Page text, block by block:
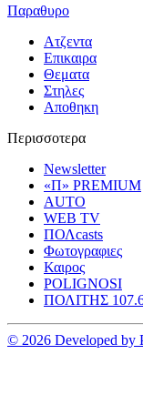
Παραθυρο
Ατζεντα
Επικαιρα
Θεματα
Στηλες
Αποθηκη
Περισσοτερα
Newsletter
«Π» PREMIUM
AUTO
WEB TV
ΠΟΛcasts
Φωτογραφιες
Καιρος
POLIGNOSI
ΠΟΛΙΤΗΣ
© 2026 Developed by